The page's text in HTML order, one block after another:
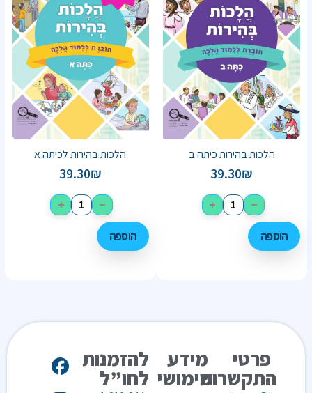
הלכות בהירות כיתה ב
39.30₪
−
+
הוספה
הלכות בהירות לכיתה א
39.30₪
−
+
הוספה
פרטי
התקשרות
מידע
שימושי
להזמנות
לחו”ל